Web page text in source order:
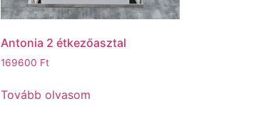
Antonia 2 étkezőasztal
169600 Ft
Tovább olvasom